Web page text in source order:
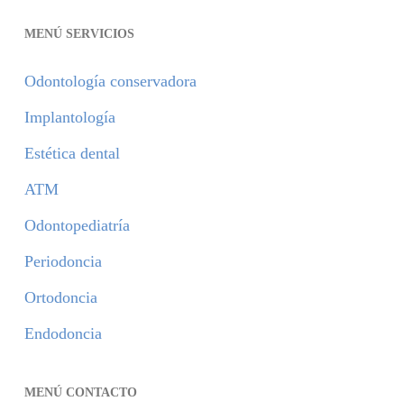
MENÚ SERVICIOS
Odontología conservadora
Implantología
Estética dental
ATM
Odontopediatría
Periodoncia
Ortodoncia
Endodoncia
MENÚ CONTACTO